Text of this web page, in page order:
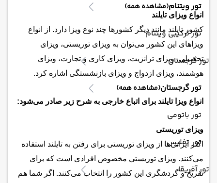
تور ویتنام(مشاهده همه)
تور ترکیبی ویتنام
تور گرجستان
تور گرجستان(مشاهده همه)
تور باتومی
تور تفلیس
تور آفریقا
انواع ویزای تایلند
کشور تایلند مانند دیگر کشورها چند نوع ویزا دارد. از انواع
ویزاهای این کشور می‌توان به ویزای توریستی، ویزای
تحصیلی، ویزای ترانزیت، ویزای کاری و تجارت، ویزای
هوشمند، ویزای ازدواج و ویزای بازنشستگی اشاره کرد.
انواع ویزا تایلند برای اتباع خارجی به شرح زیر صادر می‌شود:
ویزای توریستی
اکثر ایرانی‌ها از ویزای توریستی برای رفتن به تایلند استفاده
می‌کنند. ویزای توریستی مخصوص افرادی است که برای
تفریح و گردشگری این کشور را انتخاب می‌کنند. اگر شما هم